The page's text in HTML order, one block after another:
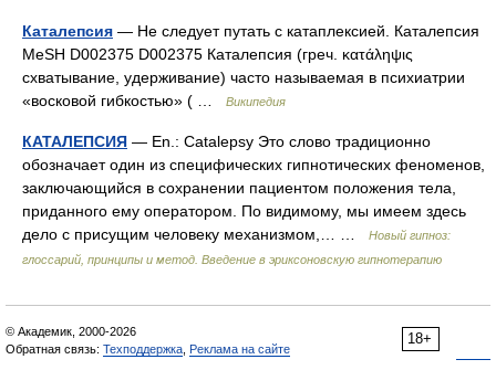
Каталепсия — Не следует путать с катаплексией. Каталепсия
MeSH D002375 D002375 Каталепсия (греч. κατάληψις
схватывание, удерживание) часто называемая в психиатрии
«восковой гибкостью» ( …
Википедия
КАТАЛЕПСИЯ — En.: Catalepsy Это слово традиционно
обозначает один из специфических гипнотических феноменов,
заключающийся в сохранении пациентом положения тела,
приданного ему оператором. По видимому, мы имеем здесь
дело с присущим человеку механизмом,… …
Новый гипноз:
глоссарий, принципы и метод. Введение в эриксоновскую гипнотерапию
18+
© Академик, 2000-2026
Обратная связь: Техподдержка Реклама на сайте